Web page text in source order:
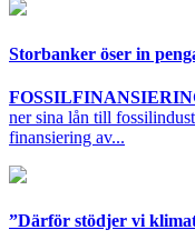
Storbanker öser in
ner sina lån till
finansiering av...
”Därför stödjer vi